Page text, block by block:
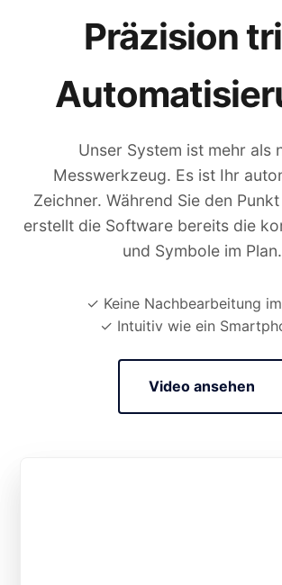
Präzision
Unser System ist mehr als
Messwerkzeug. Es ist Ihr
Zeichner. Während Sie den
erstellt die Software bereits die
und Symbole im Plan.
✓ Keine Nachbearbeitung
✓ Intuitiv wie ein
Video ansehen